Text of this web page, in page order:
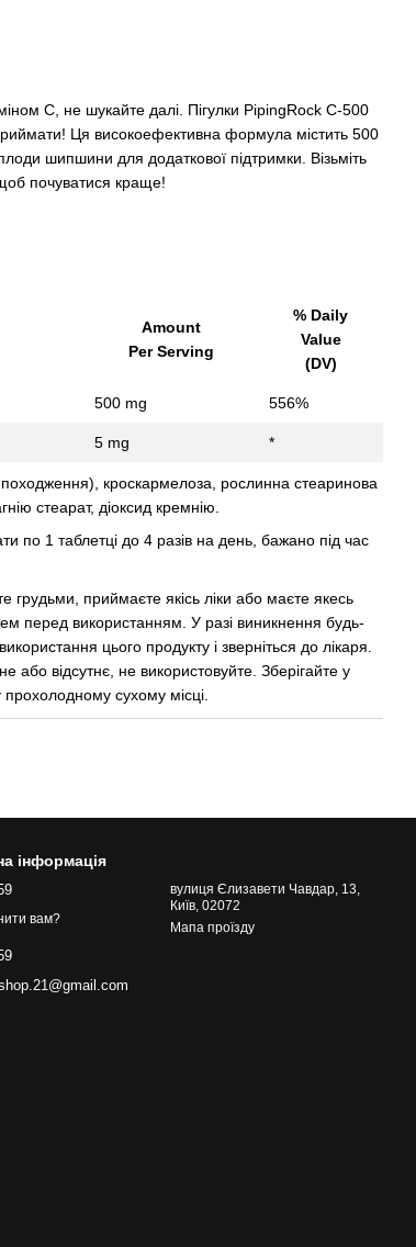
С, не шукайте далі. Пігулки PipingRock C-500
Ця високоефективна формула містить 500
шипшини для додаткової підтримки. Візьміть
щоб почуватися краще!
Amount
Per Serving
% Daily
Value
(DV)
500 mg 556%
5 mg *
кроскармелоза, рослинна стеаринова
стеарат, діоксид кремнію.
по 1 таблетці до 4 разів на день, бажано під час
грудьми, приймаєте якісь ліки або маєте якесь
перед використанням. У разі виникнення будь-
цього продукту і зверніться до лікаря.
відсутнє, не використовуйте. Зберігайте у
прохолодному сухому місці.
інформація
вам?
вулиця Єлизавети Чавдар, 13,
Київ, 02072
Мапа проїзду